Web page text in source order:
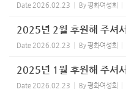
Date 2026.02.23 By평화여성회
2025년 2월 후원해 주셔
Date 2026.02.23 By평화여성회
2025년 1월 후원해 주셔
Date 2026.02.23 By평화여성회